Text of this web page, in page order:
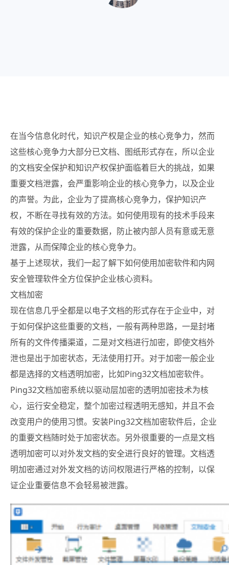
在当今信息化时代，知识产权是企业的核心竞争力， 然而
这些核心竞争力大部分已文档、图纸形式存在，所以企业
的文档安全保护和知识产权保护面临着巨大的挑战，如果
重要文档泄露，会严重影响企业的核心竞争力，以及企业
的声誉。为此，企业为了提高核心竞争力，保护知识产
权，不断在寻找有效的方法。如何使用现有的技术手段来
有效的保护企业的重要数据，防止被内部人员有意或无意
泄露，从而保障企业的核心竞争力。
基于上述现状，我们一起了解下如何使用加密软件和内网
安全管理软件全方位保护企业核心资料。
文档加密
现在信息几乎全都是以电子文档的形式存在于企业中，对
于如何保护这些重要的文档，一般有两种思路，一是封堵
所有的文件传播渠道，二是对文档进行加密，即使文档外
泄也是出于加密状态，无法使用打开。对于加密一般企业
都是选择的文档透明加密，比如Ping32文档加密软件。
Ping32文档加密系统以驱动层加密的透明加密技术为核
心，运行安全稳定，整个加密过程透明无感知，并且不会
改变用户的使用习惯。安装Ping32文档加密软件后，企业
的重要文档随时处于加密状态。另外很重要的一点是文档
透明加密可以对外发文档的安全进行良好的管理。文档透
明加密通过对外发文档的访问权限进行严格的控制，以保
证企业重要信息不会轻易被泄露。